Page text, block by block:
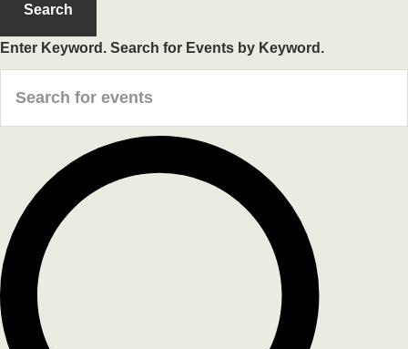
Search
Enter Keyword. Search for Events by Keyword.